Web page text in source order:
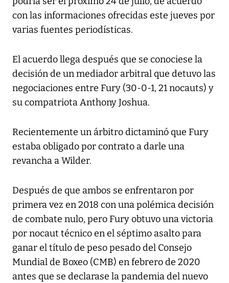
con las informaciones ofrecidas este jueves por
varias fuentes periodísticas.
El acuerdo llega después que se conociese la
decisión de un mediador arbitral que detuvo las
negociaciones entre Fury (30-0-1, 21 nocauts) y
su compatriota Anthony Joshua.
Recientemente un árbitro dictaminó que Fury
estaba obligado por contrato a darle una
revancha a Wilder.
Después de que ambos se enfrentaron por
primera vez en 2018 con una polémica decisión
de combate nulo, pero Fury obtuvo una victoria
por nocaut técnico en el séptimo asalto para
ganar el título de peso pesado del Consejo
Mundial de Boxeo (CMB) en febrero de 2020
antes que se declarase la pandemia del nuevo